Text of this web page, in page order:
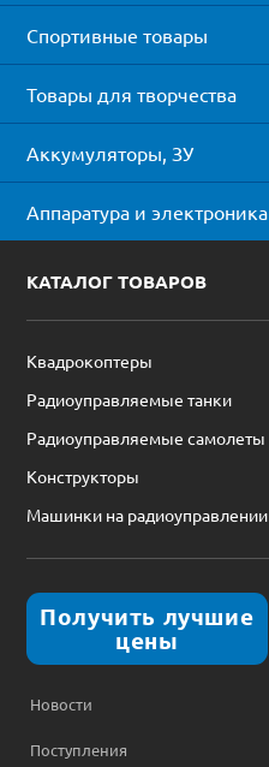
Спортивные товары
Товары для творчества
Аккумуляторы, ЗУ
Аппаратура и электроника
КАТАЛОГ ТОВАРОВ
Квадрокоптеры
Радиоуправляемые танки
Радиоуправляемые самолеты
Конструкторы
Машинки на радиоуправлении
Получить лучшие
цены
Новости
Поступления